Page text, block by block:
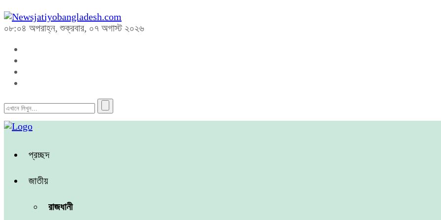
০৮:০৪ অপরাহ্ন, শুক্রবার, ০৭ অগাস্ট ২০২৬
প্রচ্ছদ
জাতীয়
রাজধানী